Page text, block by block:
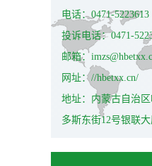
电话：0471-5223613
投诉电话：0471-
邮箱：
网址：//hbetxx.cn/
地址：内蒙古自治
多斯东街12号银联